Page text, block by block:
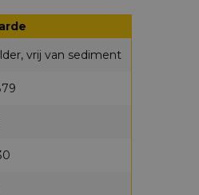
vrij van sediment